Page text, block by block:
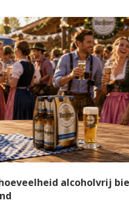
alcoholvrij